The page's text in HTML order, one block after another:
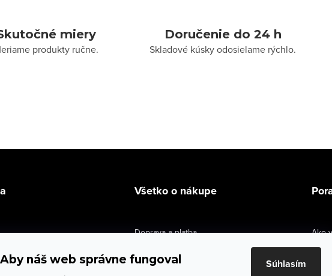
Aby náš web správne fungoval Súhlasím
miery
produkty ručne.
Doručenie do 24 h
Skladové kúsky odosielame rýchlo.
Všetko o nákupe
Doprava a platba
Výmena a vrátenie
Ako